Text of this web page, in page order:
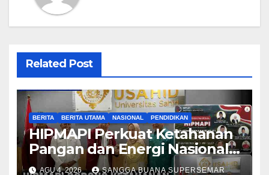
Related Post
BERITA BERITA UTAMA NASIONAL PENDIDIKAN
HIPMAPI Perkuat Ketahanan
Pangan dan Energi Nasional
Indonesia
AGU 4, 2026 SANGGA BUANA SUPERSEMAR